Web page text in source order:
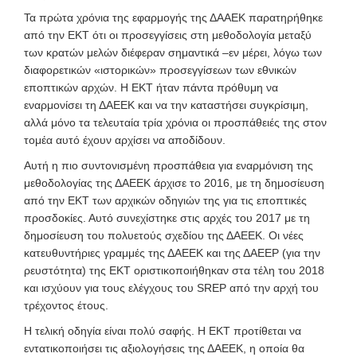
Τα πρώτα χρόνια της εφαρμογής της ΔΑΑΕΚ παρατηρήθηκε
από την ΕΚΤ ότι οι προσεγγίσεις στη μεθοδολογία μεταξύ
των κρατών μελών διέφεραν σημαντικά –εν μέρει, λόγω των
διαφορετικών «ιστορικών» προσεγγίσεων των εθνικών
εποπτικών αρχών. Η ΕΚΤ ήταν πάντα πρόθυμη να
εναρμονίσει τη ΔΑΕΕΚ και να την καταστήσει συγκρίσιμη,
αλλά μόνο τα τελευταία τρία χρόνια οι προσπάθειές της στον
τομέα αυτό έχουν αρχίσει να αποδίδουν.
Αυτή η πιο συντονισμένη προσπάθεια για εναρμόνιση της
μεθοδολογίας της ΔΑΕΕΚ άρχισε το 2016, με τη δημοσίευση
από την ΕΚΤ των αρχικών οδηγιών της για τις εποπτικές
προσδοκίες. Αυτό συνεχίστηκε στις αρχές του 2017 με τη
δημοσίευση του πολυετούς σχεδίου της ΔΑΕΕΚ. Οι νέες
κατευθυντήριες γραμμές της ΔΑΕΕΚ και της ΔΑΕΕΡ (για την
ρευστότητα) της ΕΚΤ οριστικοποιήθηκαν στα τέλη του 2018
και ισχύουν για τους ελέγχους του SREP από την αρχή του
τρέχοντος έτους.
Η τελική οδηγία είναι πολύ σαφής. Η ΕΚΤ προτίθεται να
εντατικοποιήσει τις αξιολογήσεις της ΔΑΕΕΚ, η οποία θα